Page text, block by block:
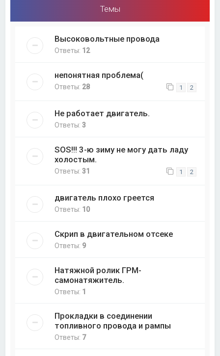
Темы
Высоковольтные провода
Ответы: 12
непонятная проблема(
Ответы: 28 1 2
Не работает двигатель.
Ответы:3
SOS!!! 3-ю зиму не могу дать ладу
холостым.
Ответы:31 1 2
двигатель плохо греется
Ответы: 10
Скрип в двигательном отсеке
Ответы: 9
Натяжной ролик ГРМ-
самонатяжитель.
Ответы: 1
Прокладки в соединении
топливного провода и рампы
Ответы: 7